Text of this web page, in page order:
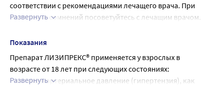
соответствии с рекомендациями лечащего врача. При
появлении сомнений посоветуйтесь с лечащим врачом.
начала приема препарата ЛИЗИПРЕКС®. Кроме того, он
может назначить другую дозировку препарата, которая
подойдет Вам лучше всего.
Рекомендуемая доза:
Взрослые
Развернуть
Показания
Препарат ЛИЗИПРЕКС® применяется у взрослых в
возрасте от 18 лет при следующих состояниях:
− высокое артериальное давление (гипертензия), как
Развернуть